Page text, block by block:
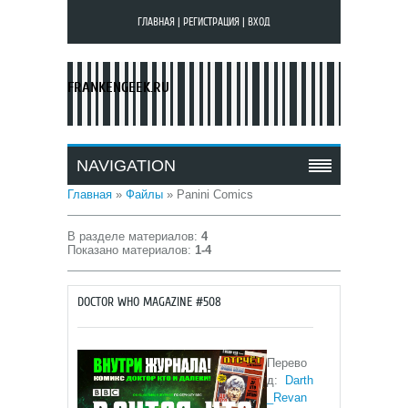
ГЛАВНАЯ РЕГИСТРАЦИЯ ВХОД
FRANKENGEEK.RU
NAVIGATION
Главная » Файлы » Panini Comics
В разделе материалов: 4
Показано материалов: 1-4
DOCTOR WHO MAGAZINE #508
Перево
д:
Darth
_Revan